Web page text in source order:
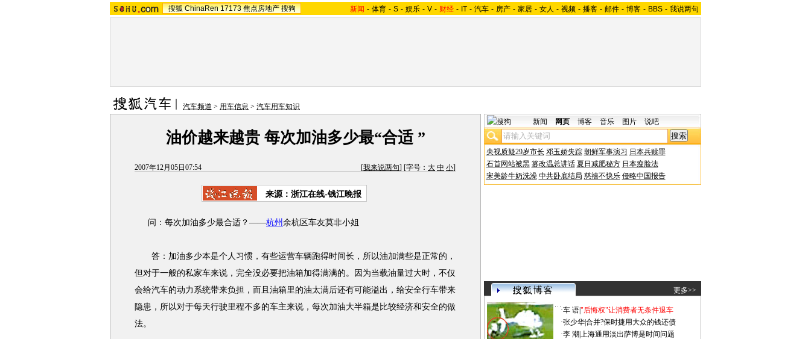
搜狐 ChinaRen 17173 焦点房地产 搜狗 新闻 - 体育 - S - 娱乐 - V - 财经 - IT - 汽车 - 房产 - 家居 - 女人 - 视频 - 播客 - 邮件 - 博客 - BBS - 我说两句
汽车频道 > 用车信息 > 汽车用车知识
油价越来越贵 每次加油多少最“合适 ”
2007年12月05日07:54 [我来说两句] [字号： 大 中 小]
来源：浙江在线-钱江晚报
问：每次加油多少最合适？——杭州 余杭区车友莫非小姐
答：加油多少本是个人习惯，有些运营车辆跑得时间长，所以油加满些是正常的，
但对于一般的私家车来说，完全没必要把油箱加得满满的。因为当载油量过大时，不仅
会给汽车的动力系统带来负担，而且油箱里的油太满后还有可能溢出，给安全行车带来
隐患，所以对于每天行驶里程不多的车主来说，每次加油大半箱是比较经济和安全的做
法。
新闻 网页 博客 音乐 图片 说吧
央视质疑29岁市长 邓玉娇失踪 朝鲜军事演习 日本兵赎罪
石首网站被黑 篡改温总讲话 夏日减肥秘方 日本瘦脸法
宋美龄牛奶洗澡 中共卧底结局 慈禧不快乐 侵略中国报告
更多>>
·车 语|"后悔权"让消费者无条件退车
·张少华|合并?保时捷用大众的钱还债
·李 潮 上海通用淡出萨博是时间问题